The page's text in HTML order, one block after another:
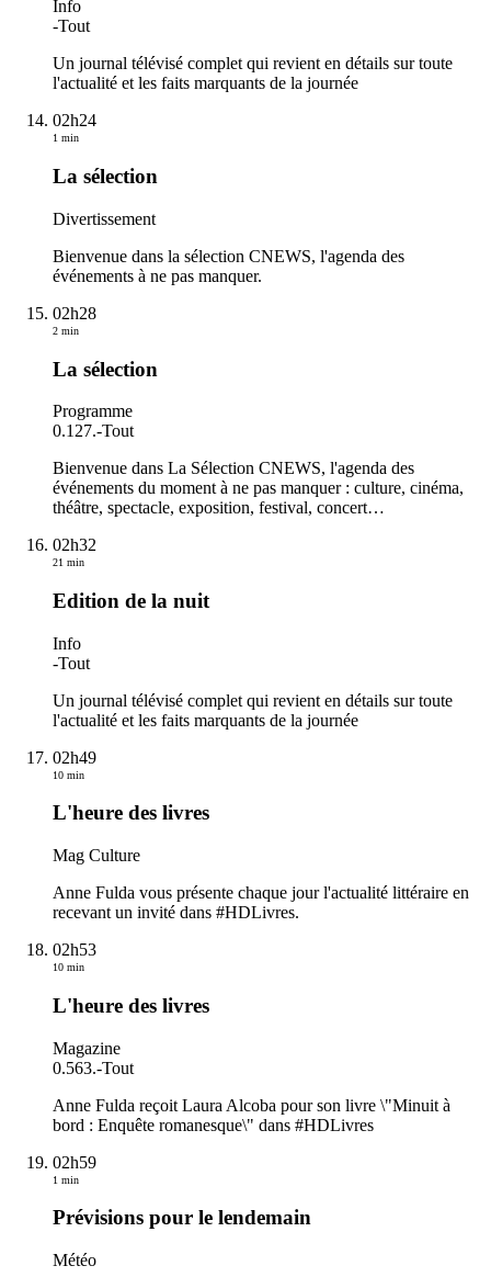
Info
-Tout
Un journal télévisé complet qui revient en détails sur toute
l'actualité et les faits marquants de la journée
02h24
1 min
La sélection
Divertissement
Bienvenue dans la sélection CNEWS, l'agenda des
événements à ne pas manquer.
02h28
2 min
La sélection
Programme
0.127.-Tout
Bienvenue dans La Sélection CNEWS, l'agenda des
événements du moment à ne pas manquer : culture, cinéma,
théâtre, spectacle, exposition, festival, concert…
02h32
21 min
Edition de la nuit
Info
-Tout
Un journal télévisé complet qui revient en détails sur toute
l'actualité et les faits marquants de la journée
02h49
10 min
L'heure des livres
Mag Culture
Anne Fulda vous présente chaque jour l'actualité littéraire en
recevant un invité dans #HDLivres.
02h53
10 min
L'heure des livres
Magazine
0.563.-Tout
Anne Fulda reçoit Laura Alcoba pour son livre \"Minuit à
bord : Enquête romanesque\" dans #HDLivres
02h59
1 min
Prévisions pour le lendemain
Météo